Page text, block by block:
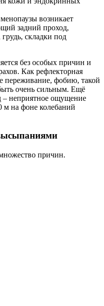
возникает
задний проход,
складки под
без особых причин и
Как рефлекторная
переживание, фобию, такой
очень сильным. Ещё
– неприятное ощущение
м на фоне колебаний
причин.